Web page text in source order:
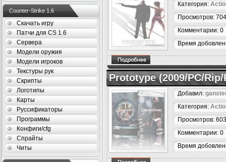
Counter-Strike 1.6
Скачать игру
Патчи для CS 1.6
Сервера
Модели оружия
Модели игроков
Текстуры рук
Скрипты
Логотипы
Карты
Руссификаторы
Программы
Конфиги/cfg
Спрайты
Читы
Категория:
Просмотров: 704
Комментарии: 0
Время
Prototype (2009/PC/
Добавил:
Категория:
Просмотров: 603
Комментарии: 0
Время